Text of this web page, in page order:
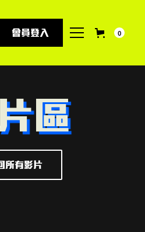
會員登入 0
區
所有影片